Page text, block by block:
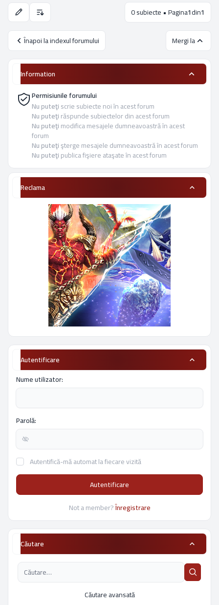
Opţiuni de sortare şi afişare. 0 subiecte • Pagina1din1
Înapoi la indexul forumului Mergi la
Information
Permisiunile forumului
Nu puteţiscrie subiecte noi în acest forum
Nu puteţirăspunde subiectelor din acest forum
Nu puteţimodifica mesajele dumneavoastră în acest
forum
Nu puteţişterge mesajele dumneavoastră în acest forum
Nu puteţipublica fişiere ataşate în acest forum
Reclama
Autentificare
Nume utilizator:
Parolă:
Autentifică-mă automat la fiecare vizită
Autentificare
Not a member?Înregistrare
Căutare
Căutare avansată